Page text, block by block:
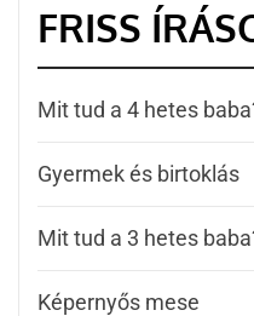
FRISS
Mit tud a 4 hetes
Gyermek és birtoklás
Mit tud a 3 hetes
Képernyős mese